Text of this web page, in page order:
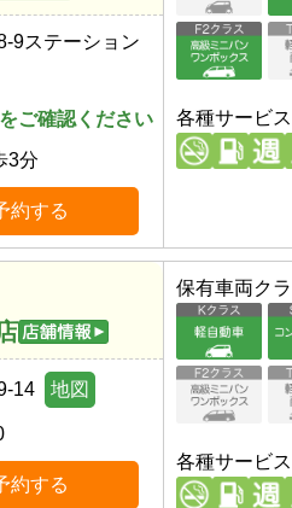
9ステーション
ご確認ください
3分
約する
各種サービス
14 地図
約する
保有車両ク
各種サービス